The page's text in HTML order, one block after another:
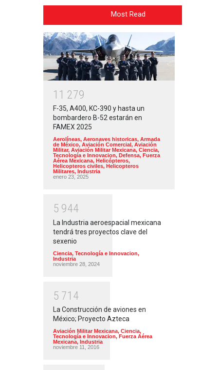
Most Read
1 1 279
F-35, A400, KC-390 y hasta un
bombardero B-52 estarán en
FAMEX 2025
Aerolíneas, Aeronaves historicas, Armada
de México, Aviación Comercial, Aviación
Militar, Aviación Militar Mexicana, Ciencia,
Tecnología e Innovacion, Defensa, Fuerza
Aérea Mexicana, Helicópteros,
Helicopteros civiles, Helicopteros
Militares, Industria
enero 23, 2025
5 944
La Industria aeroespacial mexicana
tendrá tres proyectos clave del
sexenio
Ciencia, Tecnología e Innovacion,
Industria
noviembre 28, 2024
5 71 4
La Construcción de aviones en
México; Proyecto Azteca
Aviación Militar Mexicana, Ciencia,
Tecnología e Innovacion, Fuerza Aérea
Mexicana, Industria
noviembre 11, 2016